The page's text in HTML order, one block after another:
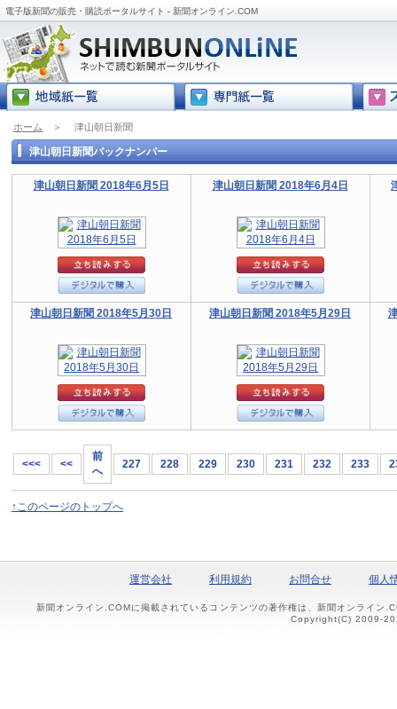
電子版新聞の販売・購読ポータルサイト - 新聞オンライン.COM
ホーム ＞ 津山朝日新聞
津山朝日新聞バックナンバー
津山朝日新聞 2018年6月5日 津山朝日新聞 2018年6月4日
津山朝日新聞 2018年5月30日 津山朝日新聞 2018年5月29日
<<< <<
前
へ
227 228 229 230 231 232 233
↑このページのトップへ
運営会社 利用規約 お問合せ 個人
新聞オンライン.COMに掲載されているコンテンツの著作権は、新聞オンライン
Copyright(C) 2009-